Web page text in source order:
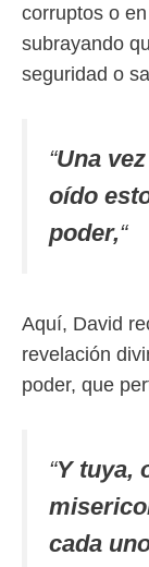
corruptos o
subrayando
seguridad o
“Una
oído
poder,“
Aquí, David
revelación
poder, que
“Y tuya,
cada